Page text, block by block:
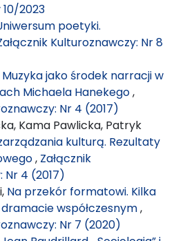
2023
poetyki.
Kulturoznawczy: Nr 8
Muzyka jako środek narracji w
Michaela Hanekego,
Nr 4 (2017)
Kama Pawlicka, Patryk
kulturą. Rezultaty
, Załącznik
Nr 4 (2017)
Na przekór formatowi. Kilka
współczesnym,
Nr 7 (2020)